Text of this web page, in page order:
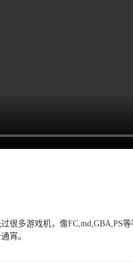
多游戏机，像FC,md,GBA,PS
宵。